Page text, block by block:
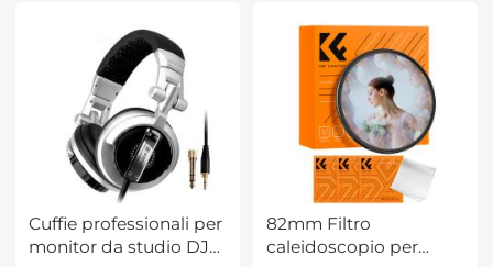
Cromatica, 28 Strati di
Rivestimento, Vetro
Ottico HD Professional
Cuffie professionali per
monitor da studio DJ
82mm Filtro
caleidoscopio per